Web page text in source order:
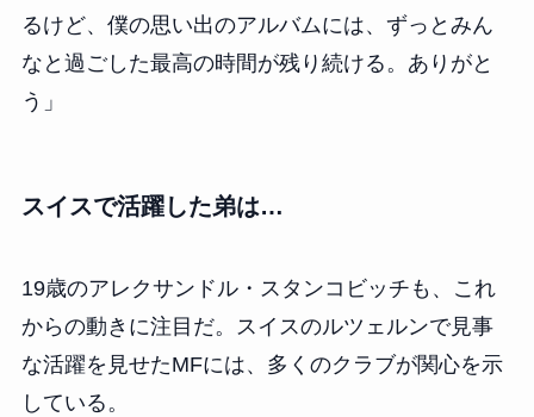
るけど、僕の思い出のアルバムには、ずっとみん
なと過ごした最高の時間が残り続ける。ありがと
う」
スイスで活躍した弟は…
19歳のアレクサンドル・スタンコビッチも、これ
からの動きに注目だ。スイスのルツェルンで見事
な活躍を見せたMFには、多くのクラブが関心を示
している。